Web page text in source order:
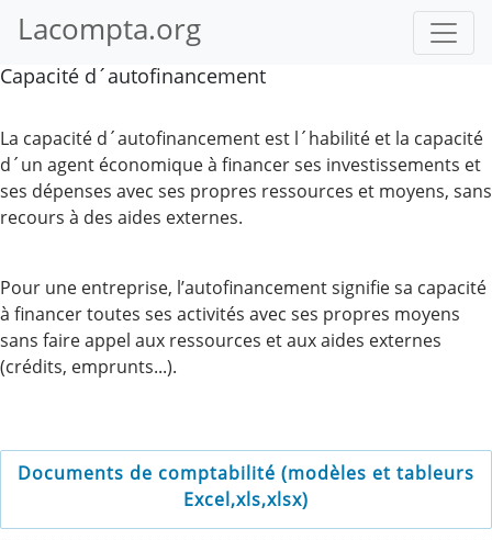
Lacompta.org
Capacité d´autofinancement
La capacité d´autofinancement est l´habilité et la capacité
d´un agent économique à financer ses investissements et
ses dépenses avec ses propres ressources et moyens, sans
recours à des aides externes.
Pour une entreprise, l’autofinancement signifie sa capacité
à financer toutes ses activités avec ses propres moyens
sans faire appel aux ressources et aux aides externes
(crédits, emprunts...).
Documents de comptabilité (modèles et tableurs
Excel,xls,xlsx)